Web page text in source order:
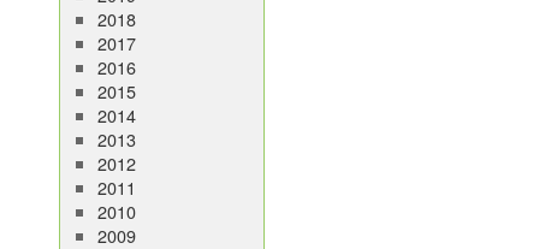
2018
2017
2016
2015
2014
2013
2012
2011
2010
2009